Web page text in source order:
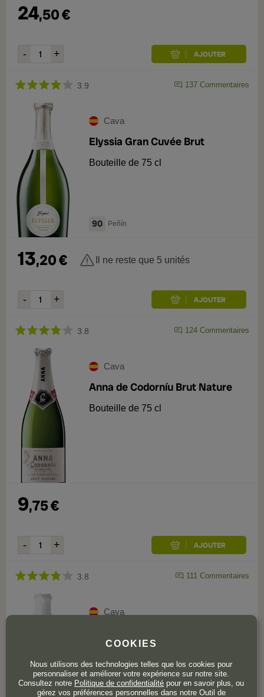
24,50€
3.9 137 Commentaires
Cava
Elyssia Gran Cuvée Brut
Bouteille de 75 cl
90 Peñín
13,20€ Il ne reste que 5 unités
3.8 124 Commentaires
Cava
Anna de Codorníu Brut Nature
Bouteille de 75 cl
9,75€
3.8 111 Commentaires
Cava
Reserva
Bouteille de 75 cl
COOKIES
Nous utilisons des technologies telles que los cookies pour
personnaliser et améliorer votre expérience sur notre site.
Consultez notre Politique de confidentialité pour en savoir plus, ou
gérez vos préférences personnelles dans notre Outil de